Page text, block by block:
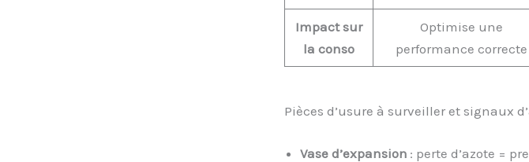
Impact sur
la conso
Optimise une
performance correcte
Pièces d’usure à surveiller et signaux
Vase d’expansion : perte d’azote =